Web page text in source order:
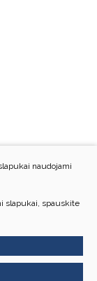
naudojami
slapukai, spauskite